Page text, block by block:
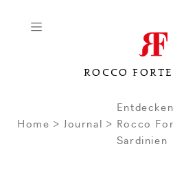
Home Journal
Rocco
Sardinien